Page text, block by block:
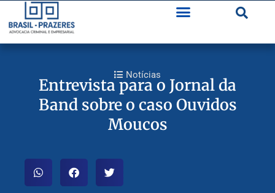
Notícias
Entrevista para o Jornal da
Band sobre o caso Ouvidos
Moucos